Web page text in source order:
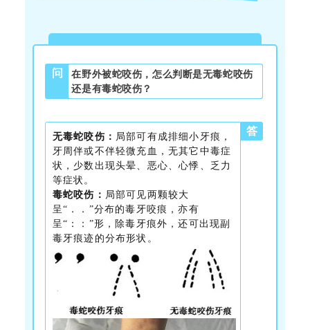
问
在野外被蛇咬伤，怎么判断是无毒蛇咬伤
还是有毒蛇咬伤？
无毒蛇咬伤： 局部可有成排细小牙痕，
牙周伴或不伴轻微充血，无其它中毒症
状，少数出现头晕、恶心、心悸、乏力
等症状。
毒蛇咬伤： 局部可见两颗较大
呈“．．”分布的毒牙咬痕，亦有
呈“：：”形，除毒牙痕外，还可出现副
毒牙痕迹的分布形状。
答